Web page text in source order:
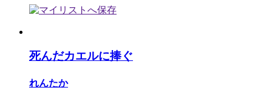
死んだカエルに捧ぐ
れんたか